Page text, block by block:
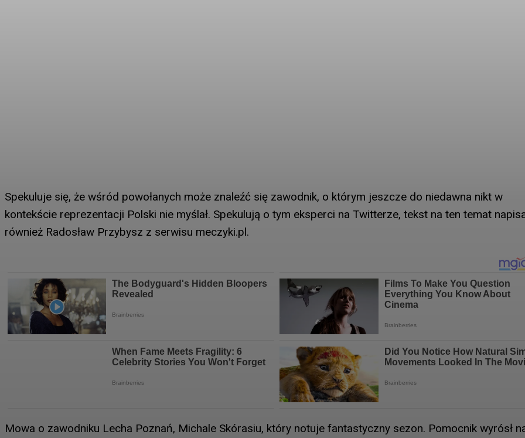
Spekuluje się, że wśród powołanych może znaleźć się zawodnik, o którym jeszcze do niedawna nikt w
kontekście reprezentacji Polski nie myślał. Spekulują o tym eksperci na Twitterze, tekst na ten temat
również Radosław Przybysz z serwisu meczyki.pl.
Mowa o zawodniku Lecha Poznań, Michale Skórasiu, który notuje fantastyczny sezon. Pomocnik wyrósł